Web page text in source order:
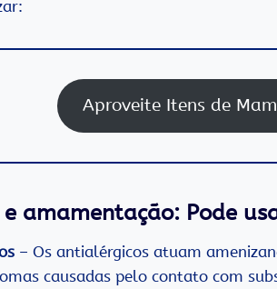
Aproveite Itens de
e amamentação: Pode
– Os antialérgicos atuam
causadas pelo contato com